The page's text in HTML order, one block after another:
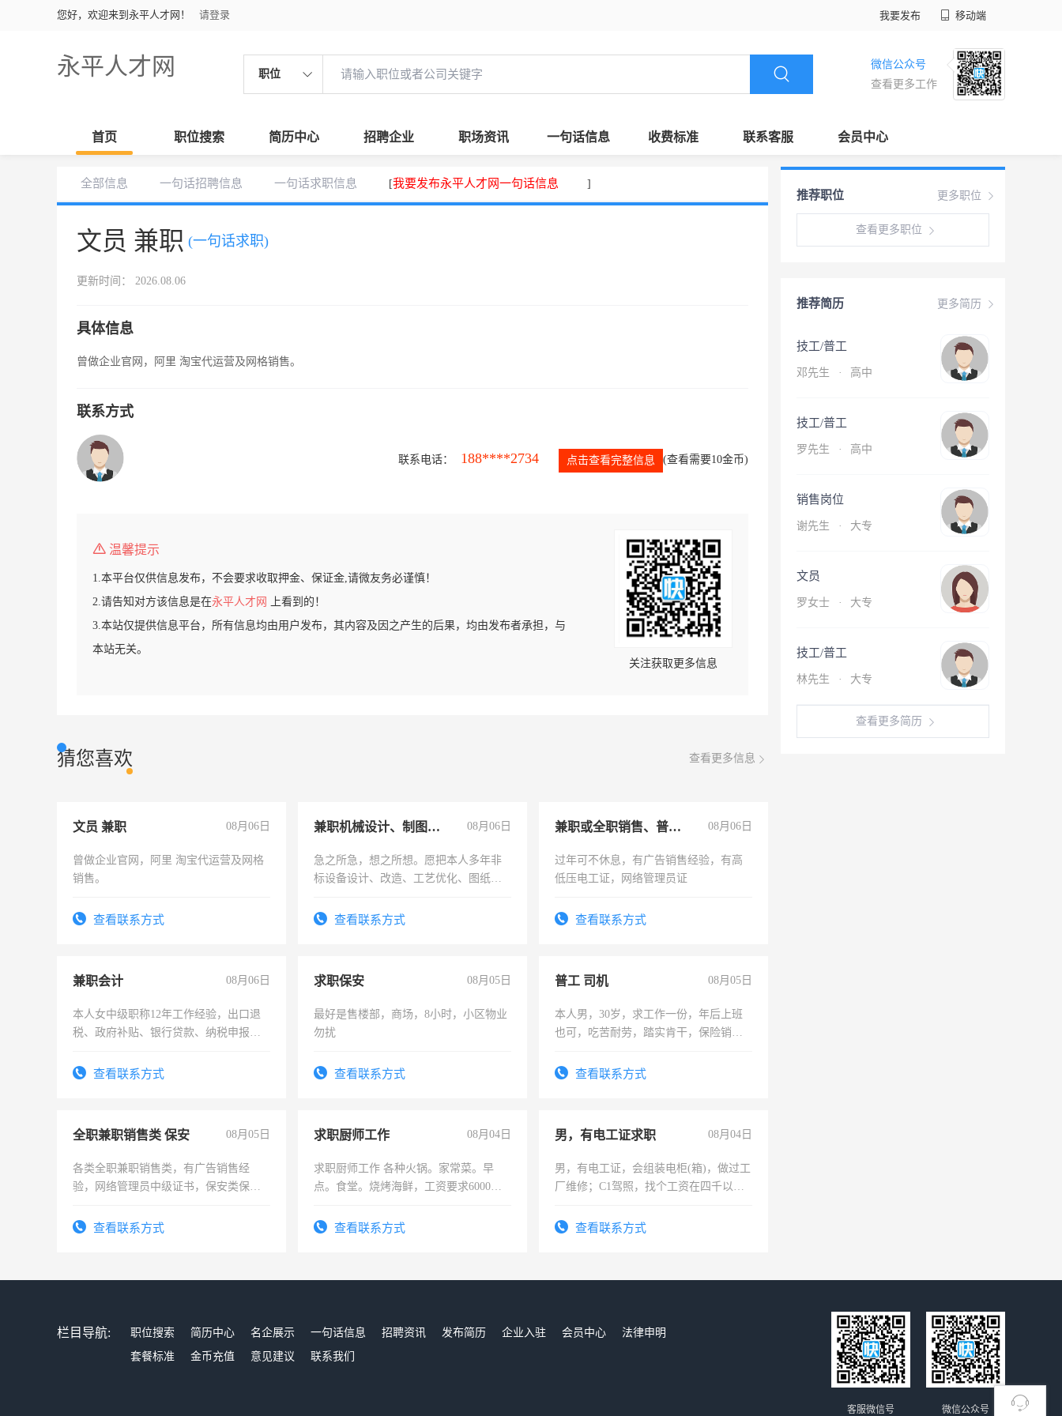
您好，欢迎来到永平人才网！ 请登录 我要发布 移动端
永平人才网 职位
微信公众号
查看更多工作
首页 职位搜索 简历中心 招聘企业 职场资讯 一句话信息 收费标准 联系客服 会员中心
全部信息 一句话招聘信息 一句话求职信息 [我要发布永平人才网一句话信息 ]
文员 兼职 (一句话求职)
更新时间： 2026.08.06
具体信息
曾做企业官网，阿里 淘宝代运营及网格销售。
联系方式
联系电话： 188****2734 点击查看完整信息 (查看需要10金币)
温馨提示
1.本平台仅供信息发布，不会要求收取押金、保证金,请微友务必谨慎！
2.请告知对方该信息是在永平人才网
上看到的！
3.本站仅提供信息平台，所有信息均由用户发布，其内容及因之产生的后果，均由发布者承担，与
本站无关。
关注获取更多信息
猜您喜欢 查看更多信息
文员 兼职 08月06日
曾做企业官网，阿里 淘宝代运营及网格
销售。
查看联系方式
兼职机械设计、制图、设备改造 08月06日
急之所急，想之所想。愿把本人多年非
标设备设计、改造、工艺优化、图纸制
结识有识之士，共享未来。
查看联系方式
兼职或全职销售、普工、维修 08月06日
过年可不休息，有广告销售经验，有高
低压电工证，网络管理员证
查看联系方式
兼职会计 08月06日
本人女中级职称12年工作经验，出口退
税、政府补贴、银行贷款、纳税申报、
务，财务咨询等业务。欲求兼职会计工
查看联系方式
求职保安 08月05日
最好是售楼部，商场，8小时，小区物业
勿扰
查看联系方式
普工 司机 08月05日
本人男，30岁，求工作一份，年后上班
也可，吃苦耐劳，踏实肯干，保险销售
查看联系方式
全职兼职销售类 保安 08月05日
各类全职兼职销售类，有广告销售经
验，网络管理员中级证书，保安类保安
有高低压电工证和十几年工作经验
查看联系方式
求职厨师工作 08月04日
求职厨师工作 各种火锅。家常菜。早
点。食堂。烧烤海鲜，工资要求6000以
查看联系方式
男，有电工证求职 08月04日
男，有电工证，会组装电柜(箱)，做过工
厂维修；C1驾照，找个工资在四千以
电话查看联系方式
更多职位
推荐职位
查看更多职位
更多简历
推荐简历
技工/普工
邓先生 · 高中
技工/普工
罗先生 · 高中
销售岗位
谢先生 · 大专
文员
罗女士 · 大专
技工/普工
林先生 · 大专
查看更多简历
栏目导航: 职位搜索 简历中心 名企展示 一句话信息 招聘资讯 发布简历 企业入驻 会员中心
法律申明
套餐标准
金币充值 意见建议 联系我们
微信公众号
客服微信号